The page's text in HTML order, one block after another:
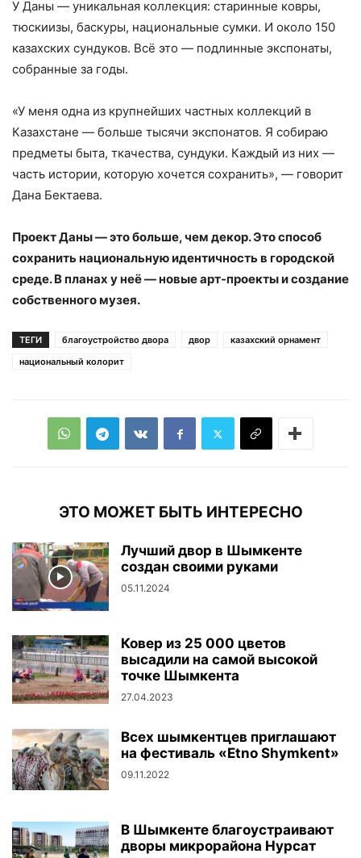
У Даны — уникальная коллекция: старинные ковры,
тюскиизы, баскуры, национальные сумки. И около 150
казахских сундуков. Всё это — подлинные экспонаты,
собранные за годы.
«У меня одна из крупнейших частных коллекций в
Казахстане — больше тысячи экспонатов. Я собираю
предметы быта, ткачества, сундуки. Каждый из них —
часть истории, которую хочется сохранить», — говорит
Дана Бектаева.
Проект Даны — это больше, чем декор. Это способ
сохранить национальную идентичность в городской
среде. В планах у неё — новые арт-проекты и создание
собственного музея.
ТЕГИ благоустройство двора двор
казахский орнамент
национальный колорит
ЭТО МОЖЕТ БЫТЬ ИНТЕРЕСНО
Лучший двор в Шымкенте
создан своими руками
05.11.2024
Ковер из 25 000 цветов
высадили на самой высокой
точке Шымкента
27.04.2023
Всех шымкентцев приглашают
на фестиваль «Etno Shymkent»
09.11.2022
В Шымкенте благоустраивают
дворы микрорайона Нурсат